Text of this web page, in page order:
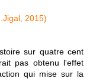
sur quatre cent
pas obtenu l'effet
qui mise sur la